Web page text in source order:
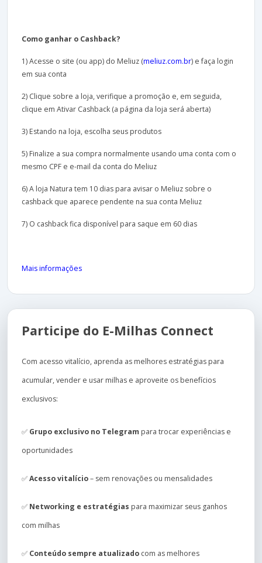
Como ganhar o Cashback?
1) Acesse o site (ou app) do Meliuz (meliuz.com.br) e faça login
em sua conta
2) Clique sobre a loja, verifique a promoção e, em seguida,
clique em Ativar Cashback (a página da loja será aberta)
3) Estando na loja, escolha seus produtos
5) Finalize a sua compra normalmente usando uma conta com o
mesmo CPF e e-mail da conta do Meliuz
6) A loja Natura tem 10 dias para avisar o Meliuz sobre o
cashback que aparece pendente na sua conta Meliuz
7) O cashback fica disponível para saque em 60 dias
Mais informações
Participe do E-Milhas Connect
Com acesso vitalício, aprenda as melhores estratégias para
acumular, vender e usar milhas e aproveite os benefícios
exclusivos:
✅ Grupo exclusivo no Telegram para trocar experiências e
oportunidades
✅Acesso vitalício– sem renovações ou mensalidades
✅ Networking e estratégias para maximizar seus ganhos
com milhas
✅ Conteúdo sempre atualizado com as melhores